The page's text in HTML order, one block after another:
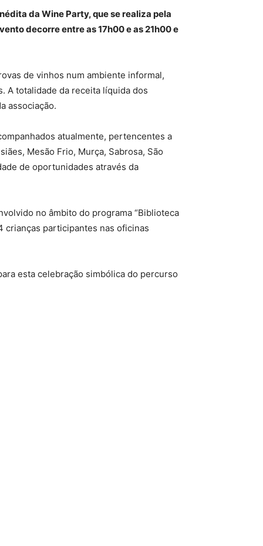
da Wine Party, que se realiza pela
decorre entre as 17h00 e as 21h00 e
de vinhos num ambiente informal,
A totalidade da receita líquida dos
associação.
atualmente, pertencentes a
Mesão Frio, Murça, Sabrosa, São
de oportunidades através da
no âmbito do programa “Biblioteca
crianças participantes nas oficinas
esta celebração simbólica do percurso